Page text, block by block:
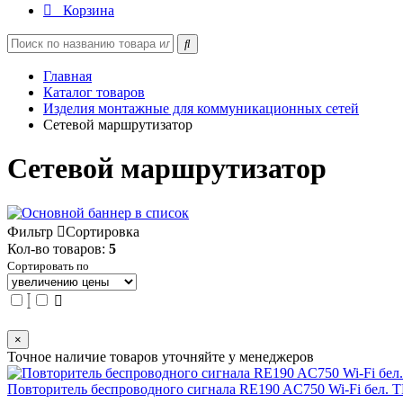
Корзина
Главная
Каталог товаров
Изделия монтажные для коммуникационных сетей
Сетевой маршрутизатор
Сетевой маршрутизатор
Фильтр
Сортировка
Кол-во товаров: 5
Сортировать по
×
Точное наличие товаров уточняйте у менеджеров
Повторитель беспроводного сигнала RE190 AC750 Wi-Fi бел.